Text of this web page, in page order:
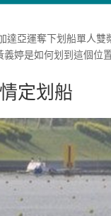
達亞運奪下划船單人
婷是如何划到這個位
定划船